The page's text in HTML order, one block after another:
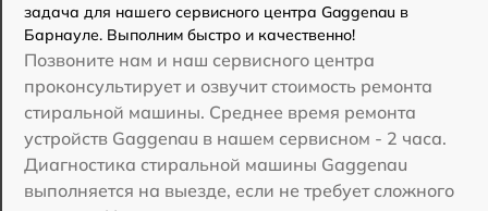
задача для нашего сервисного центра Gaggenau в
Барнауле. Выполним быстро и качественно!
Позвоните нам и наш сервисного центра
проконсультирует и озвучит стоимость ремонта
стиральной машины. Среднее время ремонта
устройств Gaggenau в нашем сервисном - 2 часа.
Диагностика стиральной машины Gaggenau
выполняется на выезде, если не требует сложного